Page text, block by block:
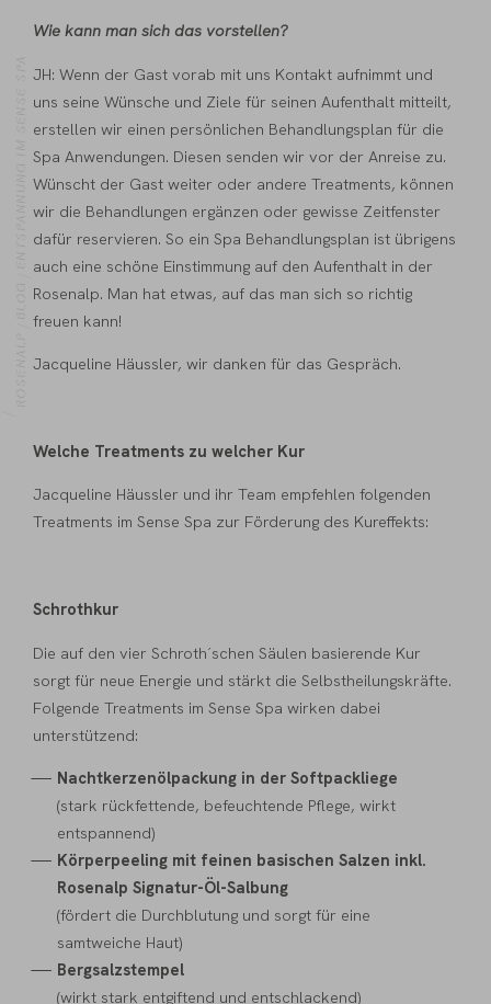
ROSENALP
ENTSPANNUNG IM SENSE SPA
Wie kann man sich das vorstellen?
JH: Wenn der Gast vorab mit uns Kontakt aufnimmt und
uns seine Wünsche und Ziele für seinen Aufenthalt mitteilt,
erstellen wir einen persönlichen Behandlungsplan für die
Spa Anwendungen. Diesen senden wir vor der Anreise zu.
Wünscht der Gast weiter oder andere Treatments, können
wir die Behandlungen ergänzen oder gewisse Zeitfenster
dafür reservieren. So ein Spa Behandlungsplan ist übrigens
auch eine schöne Einstimmung auf den Aufenthalt in der
Rosenalp. Man hat etwas, auf das man sich so richtig
freuen kann!
Jacqueline Häussler, wir danken für das Gespräch.
Welche Treatments zu welcher Kur
Jacqueline Häussler und ihr Team empfehlen folgenden
Treatments im Sense Spa zur Förderung des Kureffekts:
Schrothkur
Die auf den vier Schroth´schen Säulen basierende Kur
sorgt für neue Energie und stärkt die Selbstheilungskräfte.
Folgende Treatments im Sense Spa wirken dabei
unterstützend:
Nachtkerzenölpackung in der Softpackliege
(stark rückfettende, befeuchtende Pflege, wirkt
entspannend)
Körperpeeling mit feinen basischen Salzen inkl.
Rosenalp Signatur-Öl-Salbung
(fördert die Durchblutung und sorgt für eine
samtweiche Haut)
Bergsalzstempel
(wirkt stark entgiftend und entschlackend)